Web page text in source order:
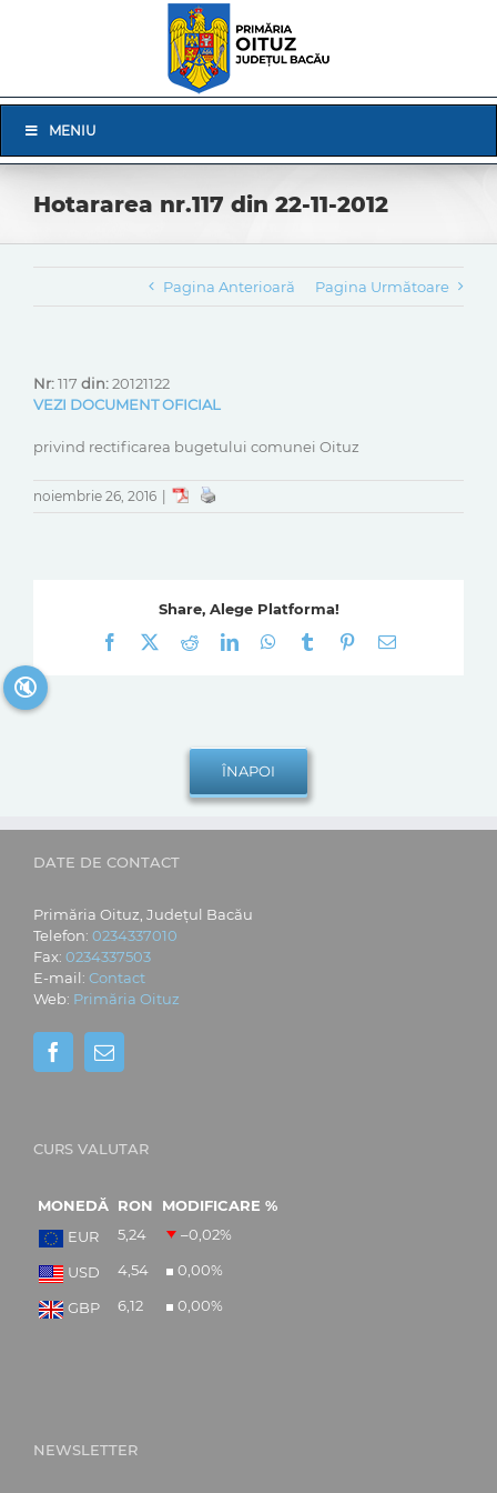
Navigation
MENIU
Hotararea nr.117 din 22-11-2012
Pagina Anterioară Pagina Următoare
Nr:117 din:20121122
VEZI DOCUMENT OFICIAL
privind rectificarea bugetului comunei Oituz
noiembrie 26, 2016
Share, Alege Platforma!
Facebook
RedditLinkedInWhatsApp
Tumblr Pinterest
E-
DATE DE CONTACT
Primăria Oituz, Județul Bacău
Telefon: 0234337010
Fax: 0234337503
E-mail: Contact
Web: Primăria Oituz
CURS VALUTAR
MONEDĂ RON
MODIFICARE %
EUR
5,24 –0,02%
USD 4,54 0,00%
GBP 6,12 0,00%
NEWSLETTER
🔇